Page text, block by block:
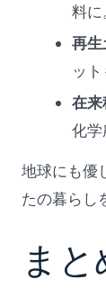
料に
再
ット
在
化学
地球にも優
たの暮らし
まと